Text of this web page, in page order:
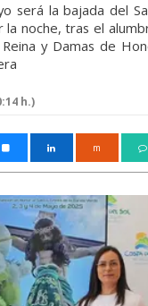
será la bajada del
la noche, tras el
y Damas de
h.)
m